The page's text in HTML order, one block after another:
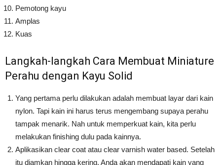
Pemotong kayu
Amplas
Kuas
Langkah-langkah Cara Membuat Miniature
Perahu dengan Kayu Solid
Yang pertama perlu dilakukan adalah membuat layar dari kain
nylon. Tapi kain ini harus terus mengembang supaya perahu
tampak menarik. Nah untuk memperkuat kain, kita perlu
melakukan finishing dulu pada kainnya.
Aplikasikan clear coat atau clear varnish water based. Setelah
itu diamkan hingga kering. Anda akan mendapati kain yang